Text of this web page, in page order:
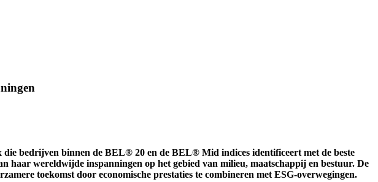
bedrijven binnen de BEL® 20 en de BEL® Mid indices identificeert met de beste
wereldwijde inspanningen op het gebied van milieu, maatschappij en bestuur. De
toekomst door economische prestaties te combineren met ESG-overwegingen.